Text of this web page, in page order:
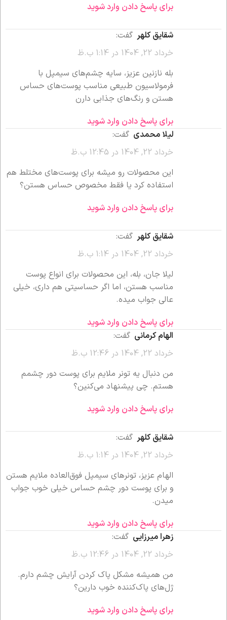
برای پاسخ دادن وارد شوید
شقایق کلهر گفت:
خرداد 22, 1404 در 1:14 ب.ظ
بله نازنین عزیز، سایه چشم‌های سیمپل با
فرمولاسیون طبیعی مناسب پوست‌های حساس
هستن و رنگ‌های جذابی دارن
برای پاسخ دادن وارد شوید
لیلا محمدی گفت:
خرداد 22, 1404 در 12:45 ب.ظ
این محصولات رو میشه برای پوست‌های مختلط هم
استفاده کرد یا فقط مخصوص حساس هستن؟
برای پاسخ دادن وارد شوید
شقایق کلهر گفت:
خرداد 22, 1404 در 1:14 ب.ظ
لیلا جان، بله، این محصولات برای انواع پوست
مناسب هستن، اما اگر حساسیتی هم داری، خیلی
عالی جواب میده.
برای پاسخ دادن وارد شوید
الهام کرمانی گفت:
خرداد 22, 1404 در 12:46 ب.ظ
من دنبال یه تونر ملایم برای پوست دور چشمم
هستم. چی پیشنهاد می‌کنین؟
برای پاسخ دادن وارد شوید
شقایق کلهر گفت:
خرداد 22, 1404 در 1:14 ب.ظ
الهام عزیز، تونرهای سیمپل فوق‌العاده ملایم هستن
و برای پوست دور چشم حساس خیلی خوب جواب
میدن.
برای پاسخ دادن وارد شوید
زهرا میرزایی گفت:
خرداد 22, 1404 در 12:46 ب.ظ
من همیشه مشکل پاک کردن آرایش چشم دارم.
ژل‌های پاک‌کننده خوب دارین؟
برای پاسخ دادن وارد شوید